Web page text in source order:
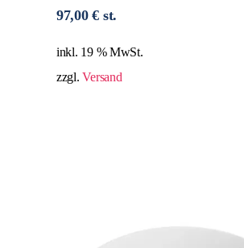
97,00€ st.
inkl. 19 % MwSt.
zzgl.Versand